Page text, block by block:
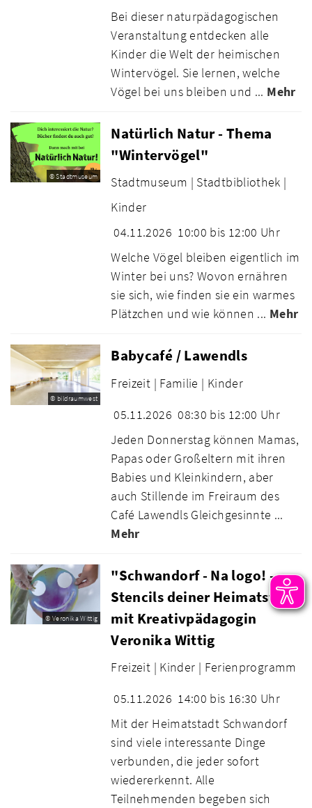
Bei dieser naturpädagogischen
Veranstaltung entdecken alle
Kinder die Welt der heimischen
Wintervögel. Sie lernen, welche
Vögel bei uns bleiben und ... Mehr
© Stadtmuseum
Natürlich Natur - Thema
"Wintervögel"
Stadtmuseum | Stadtbibliothek |
Kinder
04.11.2026 10:00 bis 12:00 Uhr
Welche Vögel bleiben eigentlich im
Winter bei uns? Wovon ernähren
sie sich, wie finden sie ein warmes
Plätzchen und wie können ... Mehr
© bildraumwest
Babycafé / Lawendls
Freizeit | Familie | Kinder
05.11.2026 08:30 bis 12:00 Uhr
Jeden Donnerstag können Mamas,
Papas oder Großeltern mit ihren
Babies und Kleinkindern, aber
auch Stillende im Freiraum des
Café Lawendls Gleichgesinnte ...
Mehr
© Veronika Wittig
"Schwandorf - Na logo! -
Stencils deiner Heimatstadt
mit Kreativpädagogin
Veronika Wittig
Freizeit | Kinder | Ferienprogramm
05.11.2026 14:00 bis 16:30 Uhr
Mit der Heimatstadt Schwandorf
sind viele interessante Dinge
verbunden, die jeder sofort
wiedererkennt. Alle
Teilnehmenden begeben sich